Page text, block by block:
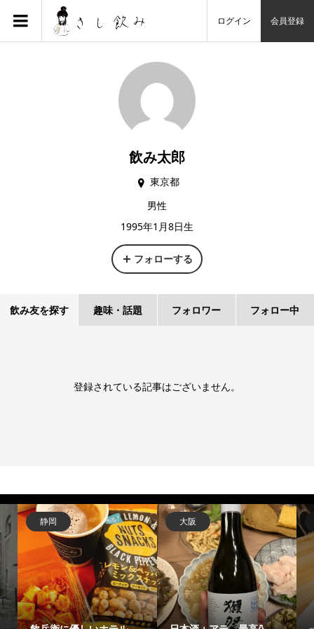
ログイン 会員登録
飲み太郎
東京都
男性
1995年1月8日生
フォローする
飲み友を探す 趣味・話題 フォロワー フォロー中
登録されている記事はございません。
静岡 大阪